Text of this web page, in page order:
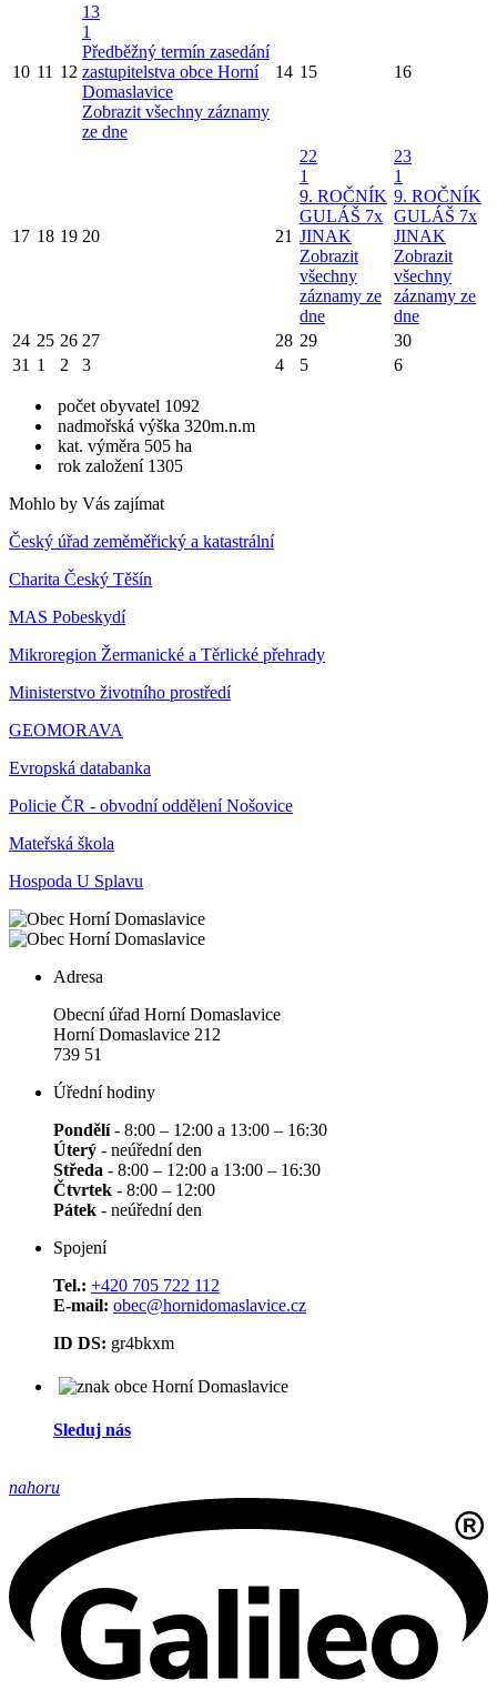
10 11 12
13
1
Předběžný termín zasedání
zastupitelstva obce Horní
Domaslavice
Zobrazit všechny záznamy
ze dne
14 15 16
17 18 19 20 21
22
1
9. ROČNÍK
GULÁŠ 7x
JINAK
Zobrazit
všechny
záznamy ze
dne
23
1
9. ROČNÍK
GULÁŠ 7x
JINAK
Zobrazit
všechny
záznamy ze
dne
24 25 26 27 28 29
30
31 1 2 3 4 5 6
počet obyvatel 1092
nadmořská výška 320m.n.m
kat. výměra 505 ha
rok založení 1305
Mohlo by Vás zajímat
Český úřad zeměměřický a katastrální
Charita Český Těšín
MAS Pobeskydí
Mikroregion Žermanické a Těrlické přehrady
Ministerstvo životního prostředí
GEOMORAVA
Evropská databanka
Policie ČR - obvodní oddělení Nošovice
Mateřská škola
Hospoda U Splavu
Adresa
Obecní úřad Horní Domaslavice
Horní Domaslavice 212
739 51
Úřední hodiny
Pondělí- 8:00 – 12:00 a 13:00 – 16:30
Úterý - neúřední den
Středa - 8:00 – 12:00 a 13:00 – 16:30
Čtvrtek - 8:00 – 12:00
Pátek - neúřední den
Spojení
Tel.: +420 705 722 112
E-mail: obec@hornidomaslavice.cz
ID DS: gr4bkxm
Sleduj nás
nahoru